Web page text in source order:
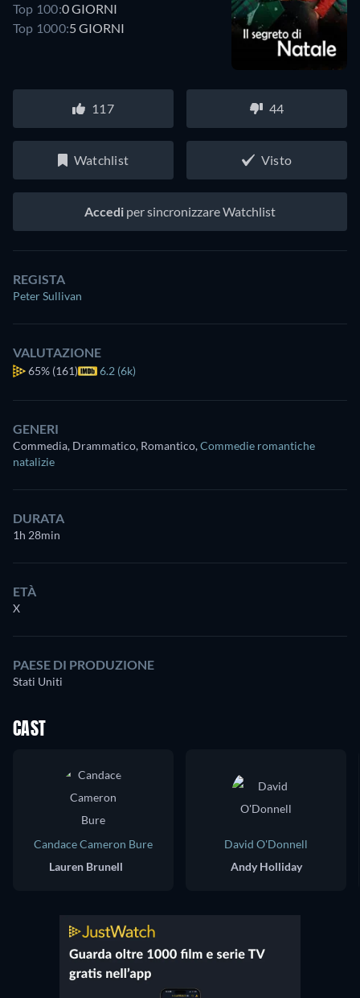
Top 100:0 GIORNI
Top 1000:5 GIORNI
117 44
Watchlist Visto
Accedi per sincronizzare Watchlist
REGISTA
Peter Sullivan
VALUTAZIONE
65% (161) 6.2 (6k)
GENERI
Commedia, Drammatico, Romantico,Commedie romantiche
natalizie
DURATA
1h 28min
ETÀ
X
PAESE DI PRODUZIONE
Stati Uniti
CAST
Candace Cameron Bure
Lauren Brunell
David O'Donnell
Andy Holliday